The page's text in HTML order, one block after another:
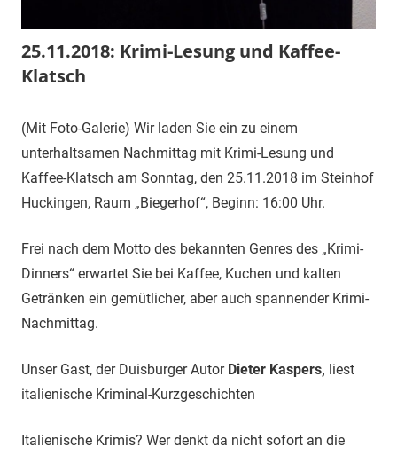
25.11.2018: Krimi-Lesung und Kaffee-
Klatsch
25.
November
2018
1.
Vorsitzender
Veranstaltung
(Mit Foto-Galerie) Wir laden Sie ein zu einem
unterhaltsamen Nachmittag mit Krimi-Lesung und
Kaffee-Klatsch am Sonntag, den 25.11.2018 im Steinhof
Huckingen, Raum „Biegerhof“, Beginn: 16:00 Uhr.
Frei nach dem Motto des bekannten Genres des „Krimi-
Dinners“ erwartet Sie bei Kaffee, Kuchen und kalten
Getränken ein gemütlicher, aber auch spannender Krimi-
Nachmittag.
Unser Gast, der Duisburger Autor Dieter Kaspers, liest
italienische Kriminal-Kurzgeschichten
Italienische Krimis? Wer denkt da nicht sofort an die